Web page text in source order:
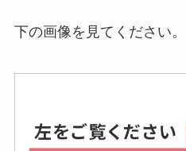
下の画像を見てください。